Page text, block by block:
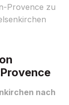
Provence zu
nach